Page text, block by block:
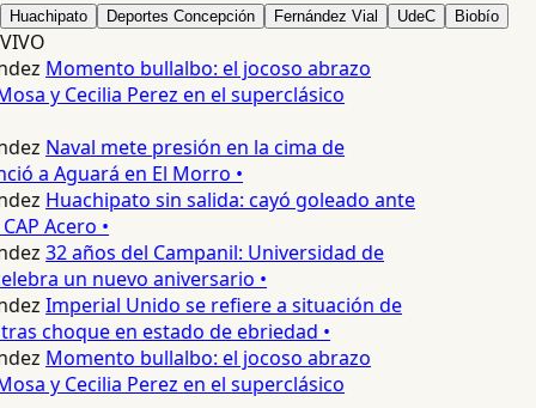
Huachipato Deportes Concepción Fernández Vial UdeC Biobío
VIVO
Momento bullalbo: el jocoso abrazo
y Cecilia Perez en el superclásico
Naval mete presión en la cima de
a Aguará en El Morro •
Huachipato sin salida: cayó goleado ante
Acero •
32 años del Campanil: Universidad de
un nuevo aniversario •
Imperial Unido se refiere a situación de
choque en estado de ebriedad •
Momento bullalbo: el jocoso abrazo
y Cecilia Perez en el superclásico